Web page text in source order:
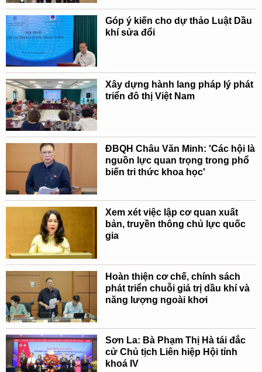
Góp ý kiến cho dự thảo Luật Dầu
khí sửa đổi
Xây dựng hành lang pháp lý phát
triển đô thị Việt Nam
ĐBQH Châu Văn Minh: 'Các hội là
nguồn lực quan trọng trong phổ
biến tri thức khoa học'
Xem xét việc lập cơ quan xuất
bản, truyền thông chủ lực quốc
gia
Hoàn thiện cơ chế, chính sách
phát triển chuỗi giá trị dầu khí và
năng lượng ngoài khơi
Sơn La: Bà Phạm Thị Hà tái đắc
cử Chủ tịch Liên hiệp Hội tỉnh
khoá IV